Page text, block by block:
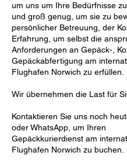
um uns um Ihre Bedürfnisse
und groß genug, um sie zu
persönlicher Betreuung, der
Erfahrung, um selbst die
Anforderungen an Gepäck-,
Gepäckabfertigung am
Flughafen Norwich zu erfüllen.
Wir übernehmen die Last für
Kontaktieren Sie uns noch
oder WhatsApp, um Ihren
Gepäckkurierdienst am
Flughafen Norwich zu buchen.